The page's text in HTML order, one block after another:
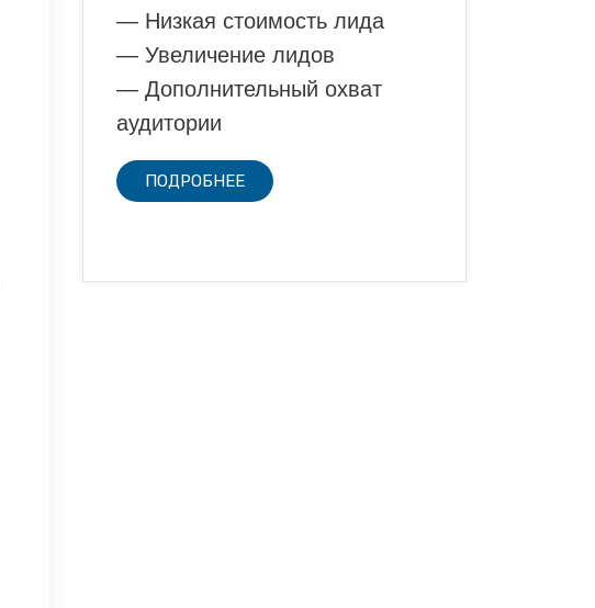
— Низкая стоимость лида
— Увеличение лидов
— Дополнительный охват
аудитории
ПОДРОБНЕЕ